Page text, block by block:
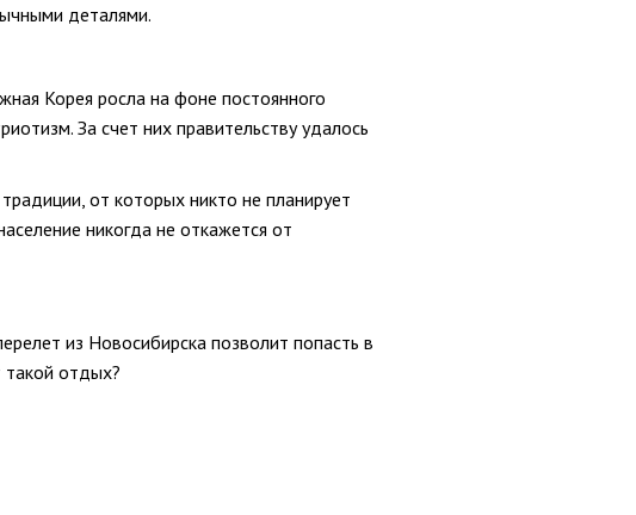
деталями.
Корея росла на фоне постоянного
За счет них правительству удалось
от которых никто не планирует
никогда не откажется от
из Новосибирска позволит попасть в
отдых?